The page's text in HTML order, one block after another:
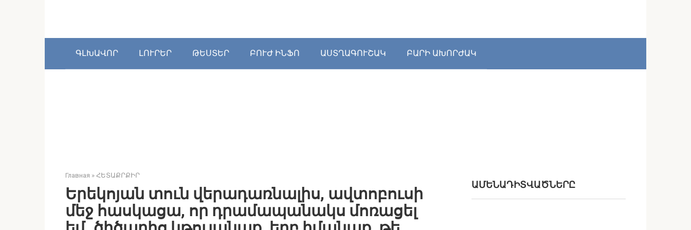
ԳԼԽԱՎՈՐ ԼՈՒՐԵՐ ԹԵՍՏԵՐ ԲՈՒԺ ԻՆՖՈ ԱՍՏՂԱԳՈՒՇԱԿ ԲԱՐԻ ԱԽՈՐԺԱԿ
Главная » ՀԵՏԱՔՐՔԻՐ
Երեկոյան տուն վերադառնալիս, ավտոբուսի
մեջ հասկացա, որ դրամապանակս մոռացել
ԱՄԵՆԱԴԻՏՎԱԾՆԵՐԸ